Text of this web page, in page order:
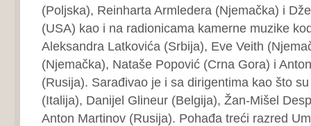
(Poljska), Reinharta Armledera (Njemačka) i
(USA) kao i na radionicama kamerne muzike
Aleksandra Latkovića (Srbija), Eve Veith
(Njemačka), Nataše Popović (Crna Gora) i
(Rusija). Sarađivao je i sa dirigentima kao što
(Italija), Danijel Glineur (Belgija), Žan-Mišel
Anton Martinov (Rusija). Pohađa treći razred